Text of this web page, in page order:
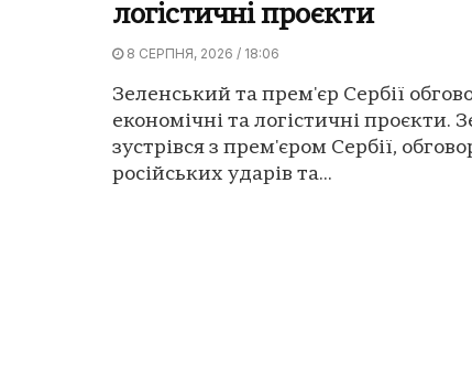
логістичні проєкти
8 СЕРПНЯ, 2026 / 18:06
Зеленський та прем'єр Сербії
економічні та логістичні проєкти.
зустрівся з прем'єром Сербії,
російських ударів та...